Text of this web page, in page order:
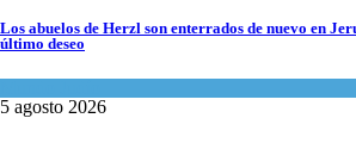
Los abuelos de Herzl son enterrados de nuevo en
último deseo
5 agosto 2026